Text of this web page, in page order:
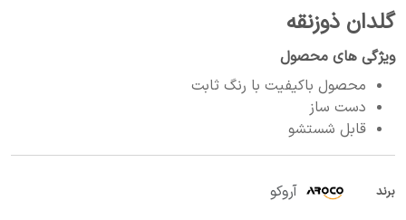
گلدان ذوزنقه
ویژگی های محصول
محصول باکیفیت با رنگ ثابت
دست ساز
قابل شستشو
برند آروکو